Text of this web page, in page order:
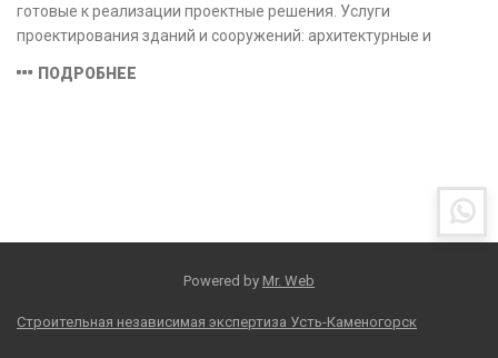
готовые к реализации проектные решения. Услуги
проектирования зданий и сооружений: архитектурные и
сметная документация. Полный цикл работ с учётом норм и
ПОДРОБНЕЕ
Powered by Mr. Web
Строительная независимая экспертиза Усть-Каменогорск